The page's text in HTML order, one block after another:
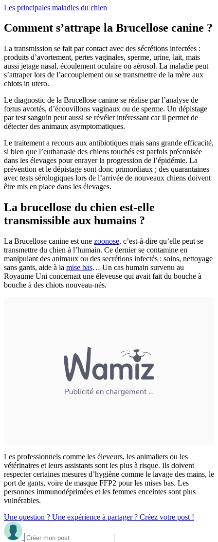
Les principales maladies du chien
Comment s’attrape la Brucellose canine ?
La transmission se fait par contact avec des sécrétions infectées :
produits d’avortement, pertes vaginales, sperme, urine, lait, mais
aussi jetage nasal, écoulement oculaire ou aérosol. La maladie peut
s’attraper lors de l’accouplement ou se transmettre de la mère aux
chiots in utero.
Le diagnostic de la Brucellose canine se réalise par l’analyse de
fœtus avortés, d’écouvillons vaginaux ou de sperme. Un dépistage
par test sanguin peut aussi se révéler intéressant car il permet de
détecter des animaux asymptomatiques.
Le traitement a recours aux antibiotiques mais sans grande efficacité,
si bien que l’euthanasie des chiens touchés est parfois préconisée
dans les élevages pour enrayer la progression de l’épidémie. La
prévention et le dépistage sont donc primordiaux ; des quarantaines
avec tests sérologiques lors de l’arrivée de nouveaux chiens doivent
être mis en place dans les élevages.
La brucellose du chien est-elle
transmissible aux humains ?
La Brucellose canine est une zoonose, c’est-à-dire qu’elle peut se
transmettre du chien à l’humain. Ce dernier se contamine en
manipulant des animaux ou des secrétions infectés : soins, nettoyage
sans gants, aide à la mise bas… Un cas humain survenu au
Royaume Uni concernait une éleveuse qui avait fait du bouche à
bouche à des chiots nouveau-nés.
Les professionnels comme les éleveurs, les animaliers ou les
vétérinaires et leurs assistants sont les plus à risque. Ils doivent
respecter certaines mesures d’hygiène comme le lavage des mains, le
port de gants, voire de masque FFP2 pour les mises bas. Les
personnes immunodéprimées et les femmes enceintes sont plus
vulnérables.
Une question ? Une expérience à partager ? Créez votre post !